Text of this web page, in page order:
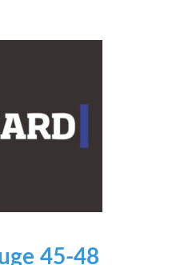
45-48